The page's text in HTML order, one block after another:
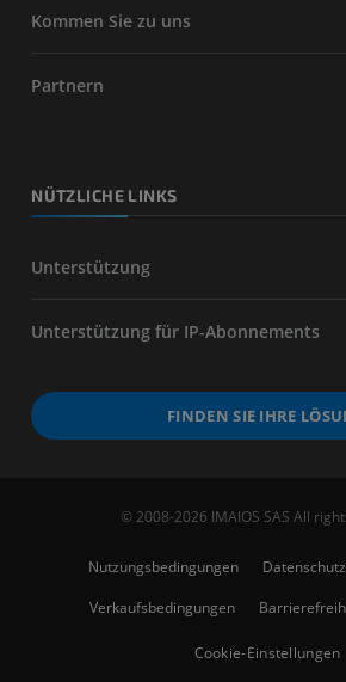
Kommen Sie zu uns
Partnern
NÜTZLICHE LINKS
Unterstützung
Unterstützung für IP-Abonnements
FINDEN SIE IHRE
© 2008-2026 IMAIOS SAS All
Nutzungsbedingungen
Verkaufsbedingungen
Cookie-Einstellungen